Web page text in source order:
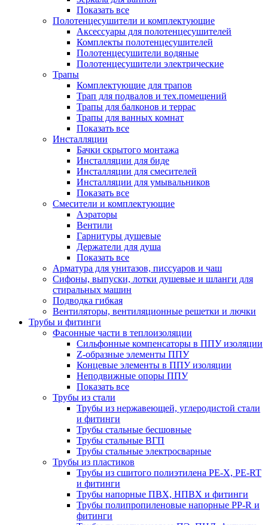
Показать все
Полотенцесушители и комплектующие
Аксессуары для полотенцесушителей
Комплекты полотенцесушителей
Полотенцесушители водяные
Полотенцесушители электрические
Трапы
Комплектующие для трапов
Трап для подвалов и тех.помещений
Трапы для балконов и террас
Трапы для ванных комнат
Показать все
Инсталляции
Бачки скрытого монтажа
Инсталляции для биде
Инсталляции для смесителей
Инсталляции для умывальников
Показать все
Смесители и комплектующие
Аэраторы
Вентили
Гарнитуры душевые
Держатели для душа
Показать все
Арматура для унитазов, писсуаров и чаш
Сифоны, выпуски, лотки душевые и шланги для
стиральных машин
Подводка гибкая
Вентиляторы, вентиляционные решетки и лючки
Трубы и фитинги
Фасонные части в теплоизоляции
Cильфонные компенсаторы в ППУ изоляции
Z-образные элементы ППУ
Концевые элементы в ППУ изоляции
Неподвижные опоры ППУ
Показать все
Трубы из стали
Трубы из нержавеющей, углеродистой стали
и фитинги
Трубы стальные бесшовные
Трубы стальные ВГП
Трубы стальные электросварные
Трубы из пластиков
Трубы из сшитого полиэтилена PE-X, PE-RT
и фитинги
Трубы напорные ПВХ, НПВХ и фитинги
Трубы полипропиленовые напорные PP-R и
фитинги